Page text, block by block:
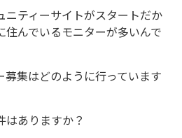
ニティーサイトがスタートだか
住んでいるモニターが多いんで
募集はどのように行っています
はありますか？